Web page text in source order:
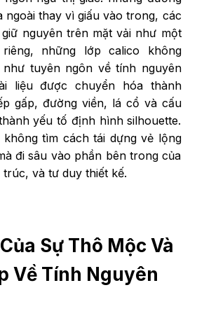
ngoài thay vì giấu vào trong, các
nguyên trên mặt vải như một
những lớp calico không
tuyên ngôn về tính nguyên
liệu được chuyển hóa thành
gấp, đường viền, lá cổ và cấu
yếu tố định hình silhouette.
tìm cách tái dựng vẻ lộng
đi sâu vào phần bên trong của
và tư duy thiết kế.
Sự Thô Mộc Và
Về Tính Nguyên